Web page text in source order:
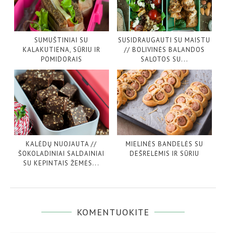
SUMUŠTINIAI SU
KALAKUTIENA, SŪRIU IR
POMIDORAIS
SUSIDRAUGAUTI SU MAISTU
// BOLIVINĖS BALANDOS
SALOTOS SU...
KALĖDŲ NUOJAUTA //
ŠOKOLADINIAI SALDAINIAI
SU KEPINTAIS ŽEMĖS...
MIELINĖS BANDELĖS SU
DEŠRELĖMIS IR SŪRIU
KOMENTUOKITE